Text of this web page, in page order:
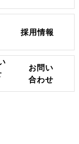
採用情報
お問い
合わせ